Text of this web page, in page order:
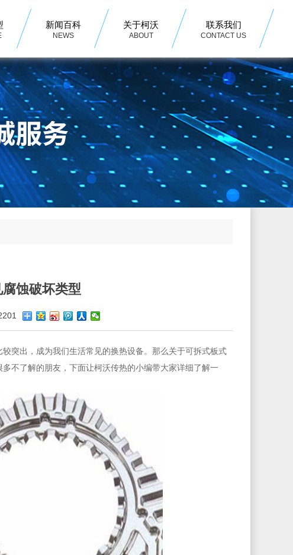
新闻百科
NEWS
关于柯沃
ABOUT
联系我们
CONTACT US
蚀破坏类型
突出，成为我们生活常见的换热设备。那么关于可拆式板式
多不了解的朋友，下面让柯沃传热的小编带大家详细了解一